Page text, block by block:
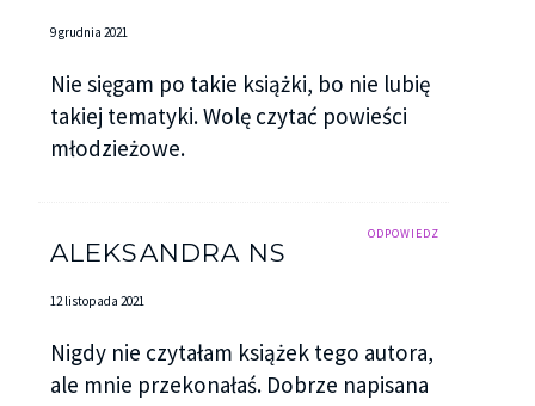
9 grudnia 2021
Nie sięgam po takie książki, bo nie lubię
takiej tematyki. Wolę czytać powieści
młodzieżowe.
ODPOWIEDZ
ALEKSANDRA NS
12 listopada 2021
Nigdy nie czytałam książek tego autora,
ale mnie przekonałaś. Dobrze napisana